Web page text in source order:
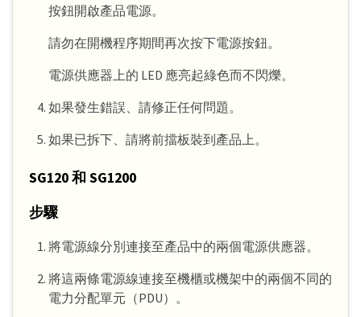
按鈕開啟產品電源。
請勿在開機程序期間再次按下電源按鈕。
電源供應器上的 LED 應亮起綠色而不閃爍。
如果發生錯誤、請修正任何問題。
如果已拆下、請將前擋板裝到產品上。
SG120 和 SG1200
步驟
將電源線分別連接至產品中的兩個電源供應器。
將這兩條電源線連接至機櫃或機架中的兩個不同的
電力分配單元（PDU）。